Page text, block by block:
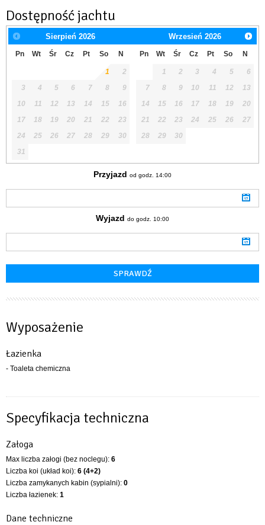
Dostępność jachtu
Sierpień 2026
Pn Wt Śr Cz Pt So N
1
2
3
4 5 6 7 8
9
10
11 12 13 14 15
16
17
18 19 20 21 22
23
24
25 26 27 28 29
30
31
Wrzesień 2026
Pn Wt Śr Cz Pt So N
1 2 3 4 5
6
7
8 9 10 11 12
13
14
15 16 17 18 19
20
21
22 23 24 25 26
27
28
29 30
Przyjazd od godz. 14:00
Wyjazd do godz. 10:00
Wyposażenie
Łazienka
- Toaleta chemiczna
Specyfikacja techniczna
Załoga
Max liczba załogi (bez noclegu): 6
Liczba koi (układ koi): 6 (4+2)
Liczba zamykanych kabin (sypialni): 0
Liczba łazienek: 1
Dane techniczne